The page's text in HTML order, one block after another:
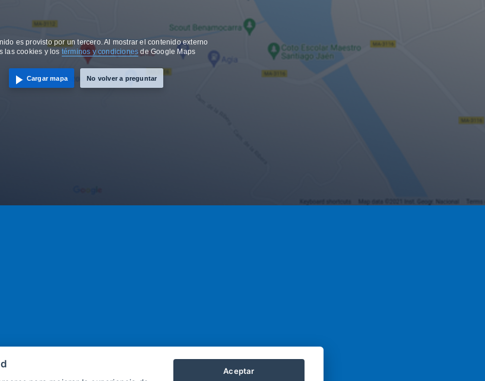
es provisto por un tercero. Al mostrar el contenido externo
las cookies y los términos y condiciones de Google Maps
Cargar mapa No volver a preguntar
Aceptar